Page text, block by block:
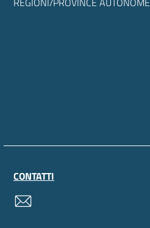
CONTATTI